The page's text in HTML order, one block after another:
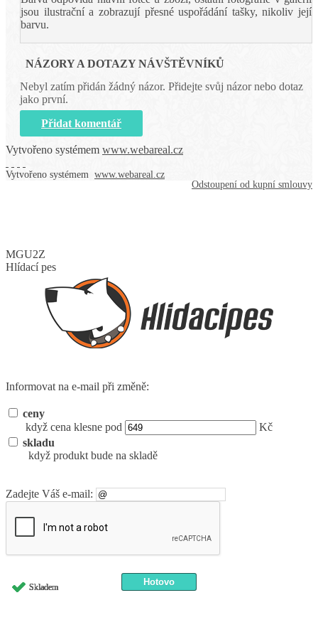
Skladem
Skladem
Skladem
Skladem
Skladem
jsou ilustrační a zobrazují přesné uspořádání tašky, nikoliv její
barvu.
NÁZORY A DOTAZY NÁVŠTĚVNÍKŮ
Nebyl zatím přidán žádný názor. Přidejte svůj názor nebo dotaz
jako první.
Přidat komentář
Vytvořeno systémem www.webareal.cz
Vytvořeno systémem www.webareal.cz
Odstoupení od kupní smlouvy
MGU2Z
Hlídací pes
Informovat na e-mail při změně:
ceny
když cena klesne pod
Kč
skladu
když produkt bude na skladě
Zadejte Váš e-mail: